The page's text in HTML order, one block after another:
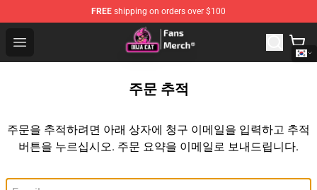
FREE shipping on orders over $100
Open menu
Doja Cat Store - Official Doja Cat Merchandise Shop
주문 추적
주문을 추적하려면 아래 상자에 청구 이메일을 입력하고 추적
버튼을 누르십시오. 주문 요약을 이메일로 보내드립니다.